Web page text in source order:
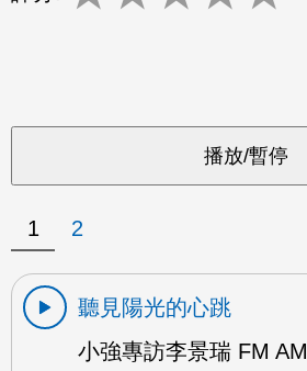
1 2
聽見陽光的心跳
小強專訪李景瑞 FM AM